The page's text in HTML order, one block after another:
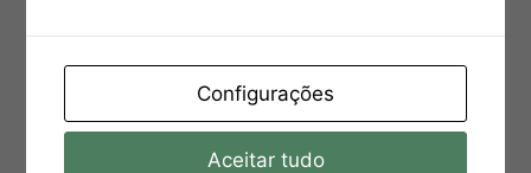
Configurações
Aceitar tudo